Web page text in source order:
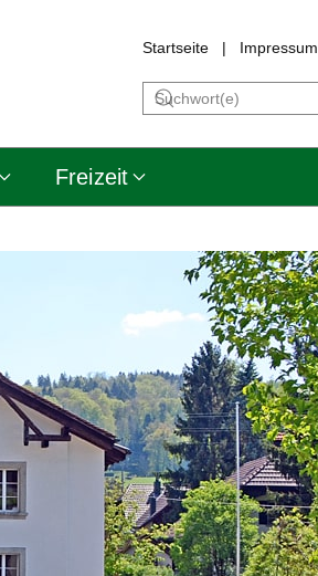
Startseite | Impressum
Freizeit